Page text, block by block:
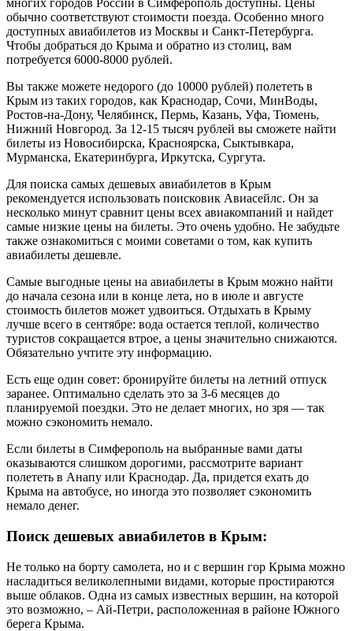
многих городов России в Симферополь доступны. Цены
обычно соответствуют стоимости поезда. Особенно много
доступных авиабилетов из Москвы и Санкт-Петербурга.
Чтобы добраться до Крыма и обратно из столиц, вам
потребуется 6000-8000 рублей.
Вы также можете недорого (до 10000 рублей) полететь в
Крым из таких городов, как Краснодар, Сочи, МинВоды,
Ростов-на-Дону, Челябинск, Пермь, Казань, Уфа, Тюмень,
Нижний Новгород. За 12-15 тысяч рублей вы сможете найти
билеты из Новосибирска, Красноярска, Сыктывкара,
Мурманска, Екатеринбурга, Иркутска, Сургута.
Для поиска самых дешевых авиабилетов в Крым
рекомендуется использовать поисковик Авиасейлс. Он за
несколько минут сравнит цены всех авиакомпаний и найдет
самые низкие цены на билеты. Это очень удобно. Не забудьте
также ознакомиться с моими советами о том, как купить
авиабилеты дешевле.
Самые выгодные цены на авиабилеты в Крым можно найти
до начала сезона или в конце лета, но в июле и августе
стоимость билетов может удвоиться. Отдыхать в Крыму
лучше всего в сентябре: вода остается теплой, количество
туристов сокращается втрое, а цены значительно снижаются.
Обязательно учтите эту информацию.
Есть еще один совет: бронируйте билеты на летний отпуск
заранее. Оптимально сделать это за 3-6 месяцев до
планируемой поездки. Это не делает многих, но зря — так
можно сэкономить немало.
Если билеты в Симферополь на выбранные вами даты
оказываются слишком дорогими, рассмотрите вариант
полететь в Анапу или Краснодар. Да, придется ехать до
Крыма на автобусе, но иногда это позволяет сэкономить
немало денег.
Поиск дешевых авиабилетов в Крым:
Не только на борту самолета, но и с вершин гор Крыма можно
насладиться великолепными видами, которые простираются
выше облаков. Одна из самых известных вершин, на которой
это возможно, – Ай-Петри, расположенная в районе Южного
берега Крыма.